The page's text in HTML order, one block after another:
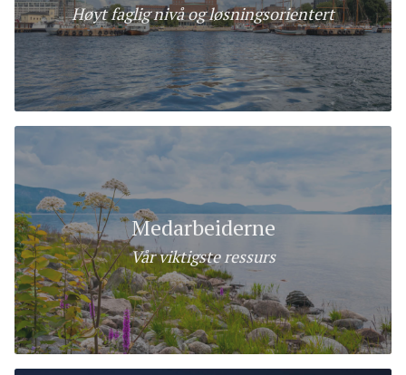
Høyt faglig nivå og løsningsorientert
Medarbeiderne
Vår viktigste ressurs